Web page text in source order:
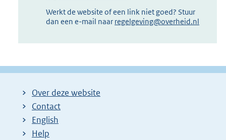
Werkt de website of een link niet goed? Stuur
dan een e-mail naar regelgeving@overheid.nl
Over deze website
Contact
English
Help